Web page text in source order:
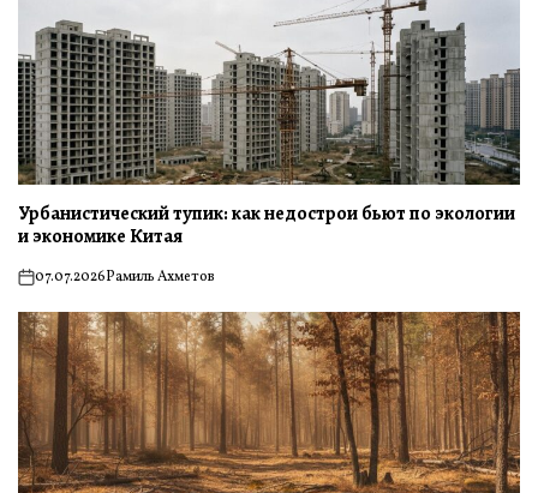
Урбанистический тупик: как недострои бьют по экологии
и экономике Китая
on07.07.2026Рамиль Ахметов